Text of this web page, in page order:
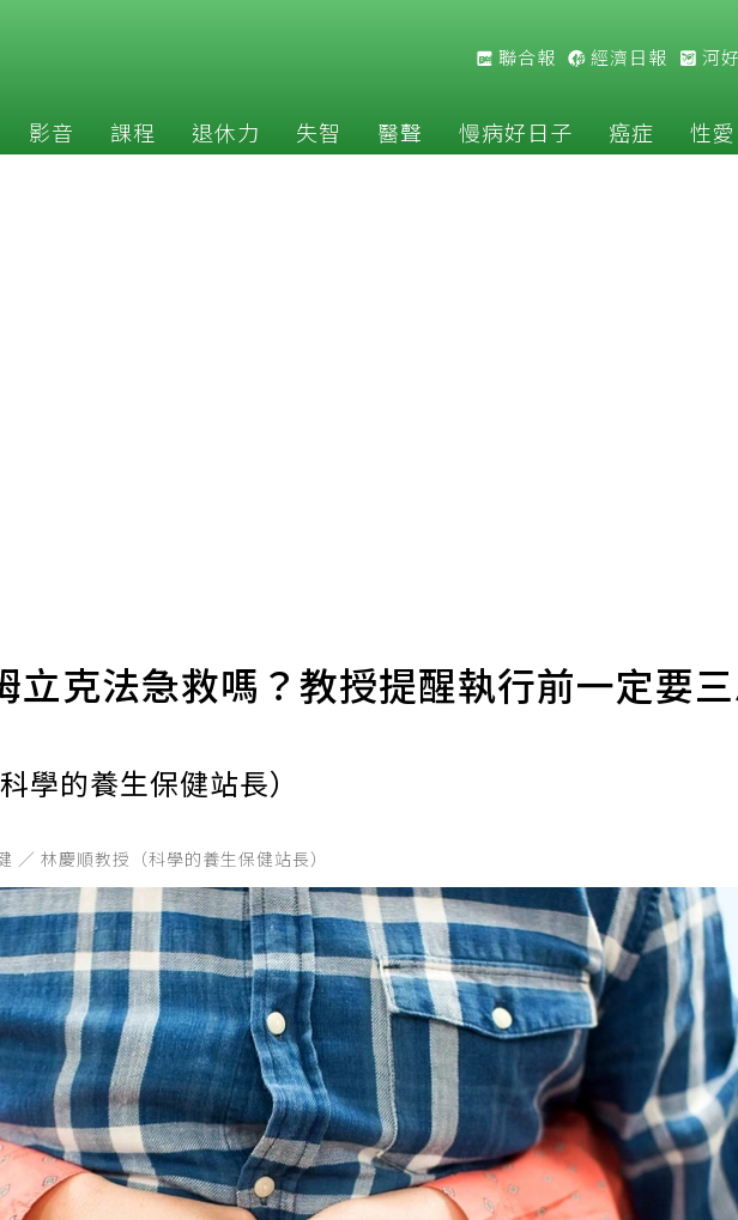
聯合報 經濟日報 河
影音 課程 退休力 失智 醫聲 慢病好日子 癌症 性愛
立克法急救嗎？教授提醒執行前一定要
學的養生保健站長）
／ 林慶順教授（科學的養生保健站長）